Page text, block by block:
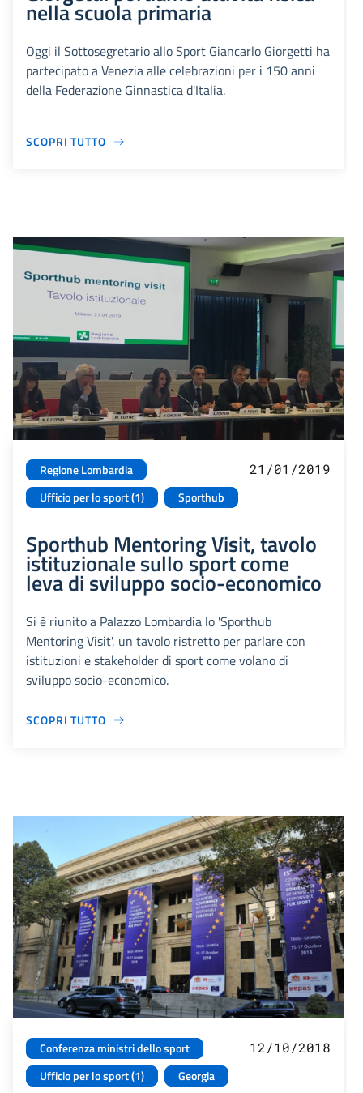
nella scuola primaria
Oggi il Sottosegretario allo Sport Giancarlo Giorgetti ha
partecipato a Venezia alle celebrazioni per i 150 anni
della Federazione Ginnastica d'Italia.
SCOPRI TUTTO
Regione Lombardia
Ufficio per lo sport (1)
Sporthub
21/01/2019
Sporthub Mentoring Visit, tavolo
istituzionale sullo sport come
leva di sviluppo socio-economico
Si è riunito a Palazzo Lombardia lo 'Sporthub
Mentoring Visit', un tavolo ristretto per parlare con
istituzioni e stakeholder di sport come volano di
sviluppo socio-economico.
SCOPRI TUTTO
Conferenza ministri dello sport
Ufficio per lo sport (1)
Georgia
12/10/2018